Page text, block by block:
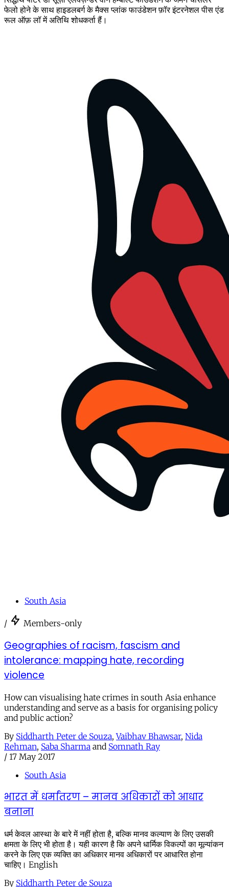
फेलो होने के साथ हाइडलबर्ग के मैक्स प्लांक फाउंडेशन फ़ॉर इंटरनेशल पीस एंड
रूल ऑफ़ लॉ में अतिथि शोधकर्ता हैं।
South Asia
/ Members-only
Geographies of racism, fascism and
intolerance: mapping hate, recording
violence
How can visualising hate crimes in south Asia enhance
understanding and serve as a basis for organising policy
and public action?
By Siddharth Peter de Souza,Vaibhav Bhawsar, Nida
Rehman, Saba Sharma and Somnath Ray
/ 17 May 2017
South Asia
भारत में धर्मांतरण – मानव अधिकारों को आधार
बनाना
धर्म केवल आस्था के बारे में नहीं होता है, बल्कि मानव कल्याण के लिए उसकी
क्षमता के लिए भी होता है। यही कारण है कि अपने धार्मिक विकल्पों का मूल्यांकन
करने के लिए एक व्यक्ति का अधिकार मानव अधिकारों पर आधारित होना
चाहिए। English
By Siddharth Peter de Souza